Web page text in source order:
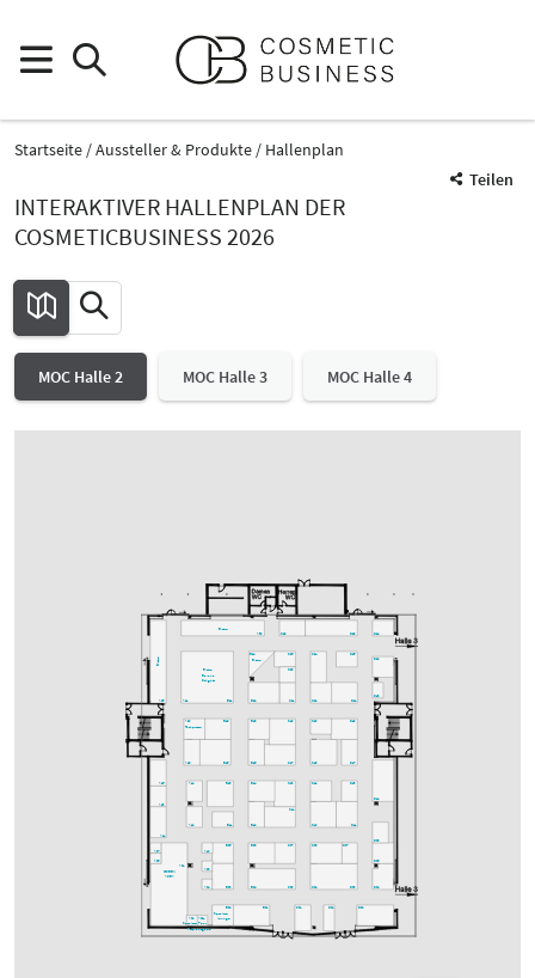
Startseite Aussteller & Produkte
Hallenplan
Teilen
INTERAKTIVER HALLENPLAN DER
COSMETICBUSINESS 2026
MOC Halle 2 MOC Halle 3 MOC Halle 4
A12
B24
Bistro
A01
GREEN
AREA
A25
Bistro
A04
A07
A11
A02a
Ton-
ausgabe
C11
A13
C17
C10
D21
D04
C01
C18
D14
C07
C19
B12
C13
B16
C04 D03
D02
D11
B22
D17
C29
B01
D07
B11
B15
B19
D06
D13
B18
A15
D22
D25
D01
D29
A18
D19
D24
B02
Speakers-
lounge
D18
B08
A20
Fachpresse
C21
C20
C25
C12
A21 B21
Bavaria
Bistro
Delights
B14
D08
C22
B04 C03
B13
A30
Bistro
C08
C23
A14
C24
B05
A08
A10
A02
Speakers-
Prep.
A05
B03